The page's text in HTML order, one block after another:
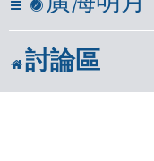
討論區